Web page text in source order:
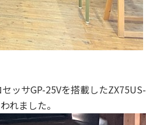
ッサGP-25Vを搭載したZX75US-
れました。